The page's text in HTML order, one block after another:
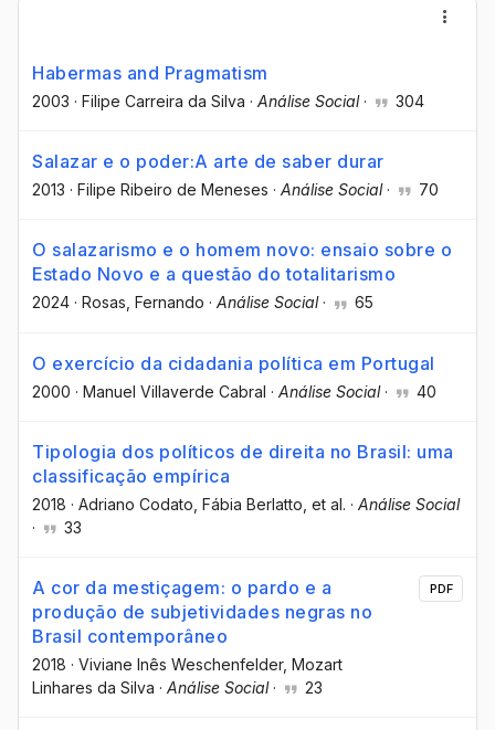
Habermas and Pragmatism
2003 · Filipe Carreira da Silva · Análise Social· 304
Salazar e o poder:A arte de saber durar
2013 · Filipe Ribeiro de Meneses · Análise Social· 70
O salazarismo e o homem novo: ensaio sobre o
Estado Novo e a questão do totalitarismo
2024 · Rosas, Fernando · Análise Social· 65
O exercício da cidadania política em Portugal
2000 · Manuel Villaverde Cabral · Análise Social· 40
Tipologia dos políticos de direita no Brasil: uma
classificação empírica
2018 · Adriano Codato , Fábia Berlatto , et al. · Análise Social
·
33
A cor da mestiçagem: o pardo e a
produção de subjetividades negras no
Brasil contemporâneo
2018 · Viviane Inês Weschenfelder, Mozart
Linhares da Silva · Análise Social· 23
PDF